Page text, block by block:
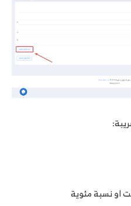
او نسبة مئوية